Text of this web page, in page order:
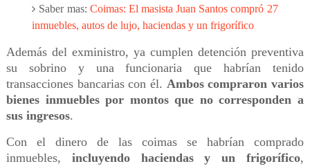
Saber mas: Coimas: El masista Juan Santos compró 27
inmuebles, autos de lujo, haciendas y un frigorífico
Además del exministro, ya cumplen detención preventiva
su sobrino y una funcionaria que habrían tenido
transacciones bancarias con él. Ambos compraron varios
bienes inmuebles por montos que no corresponden a
sus ingresos.
Con el dinero de las coimas se habrían comprado
inmuebles, incluyendo haciendas y un frigorífico,